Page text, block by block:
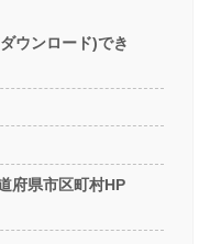
ウンロード)でき
府県市区町村HP